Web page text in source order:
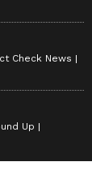
Check News
Up